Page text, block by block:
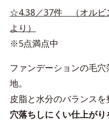
☆4.38／37件 （オルビ
より）
※5点満点中
ファンデーションの毛
地。
皮脂と水分のバランスを
穴落ちしにくい仕上がり